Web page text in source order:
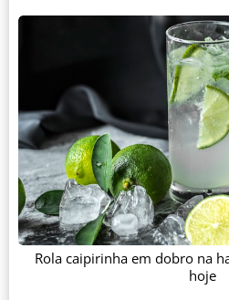
Rola caipirinha em dobro na
hoje